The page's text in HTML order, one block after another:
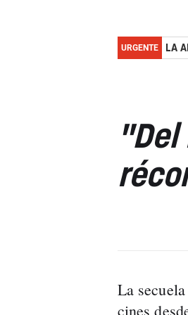
URGENTE LA
La
cines